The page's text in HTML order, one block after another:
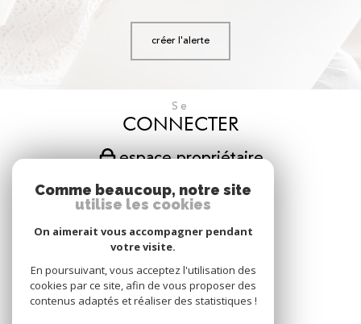
créer l'alerte
Se
CONNECTER
espace propriétaire
Nous
SUIVRE
Nous
ADHÉRONS
Comme beaucoup, notre site
utilise les cookies
On aimerait vous accompagner pendant
votre visite.
En poursuivant, vous acceptez l'utilisation des
cookies par ce site, afin de vous proposer des
contenus adaptés et réaliser des statistiques !